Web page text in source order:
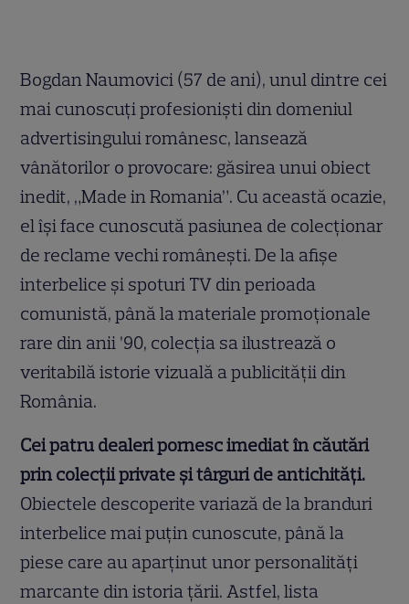
Bogdan Naumovici (57 de ani), unul dintre cei
mai cunoscuți profesioniști din domeniul
advertisingului românesc, lansează
vânătorilor o provocare: găsirea unui obiect
inedit, „Made in Romania”. Cu această ocazie,
el își face cunoscută pasiunea de colecționar
de reclame vechi românești. De la afișe
interbelice și spoturi TV din perioada
comunistă, până la materiale promoționale
rare din anii ’90, colecția sa ilustrează o
veritabilă istorie vizuală a publicității din
România.
Cei patru dealeri pornesc imediat în căutări
prin colecții private și târguri de antichități.
Obiectele descoperite variază de la branduri
interbelice mai puțin cunoscute, până la
piese care au aparținut unor personalități
marcante din istoria țării. Astfel, lista